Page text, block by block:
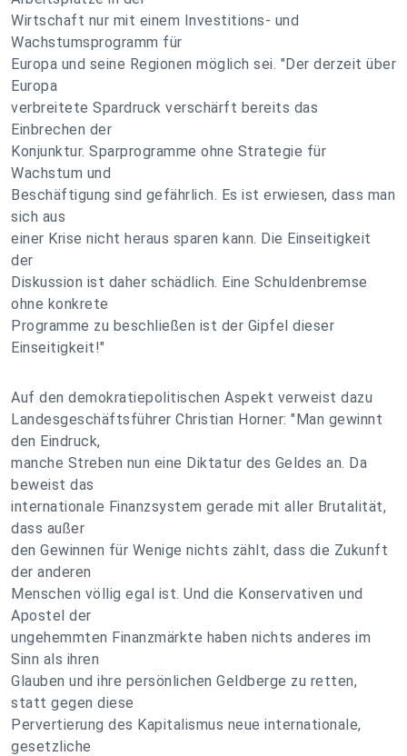
Wirtschaft nur mit einem Investitions- und
Wachstumsprogramm für
Europa und seine Regionen möglich sei. "Der derzeit über
Europa
verbreitete Spardruck verschärft bereits das
Einbrechen der
Konjunktur. Sparprogramme ohne Strategie für
Wachstum und
Beschäftigung sind gefährlich. Es ist erwiesen, dass man
sich aus
einer Krise nicht heraus sparen kann. Die Einseitigkeit
der
Diskussion ist daher schädlich. Eine Schuldenbremse
ohne konkrete
Programme zu beschließen ist der Gipfel dieser
Einseitigkeit!"
Auf den demokratiepolitischen Aspekt verweist dazu
Landesgeschäftsführer Christian Horner: "Man gewinnt
den Eindruck,
manche Streben nun eine Diktatur des Geldes an. Da
beweist das
internationale Finanzsystem gerade mit aller Brutalität,
dass außer
den Gewinnen für Wenige nichts zählt, dass die Zukunft
der anderen
Menschen völlig egal ist. Und die Konservativen und
Apostel der
ungehemmten Finanzmärkte haben nichts anderes im
Sinn als ihren
Glauben und ihre persönlichen Geldberge zu retten,
statt gegen diese
Pervertierung des Kapitalismus neue internationale,
gesetzliche